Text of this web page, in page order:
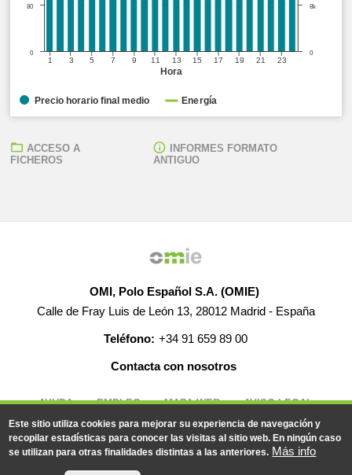
Hora
1 3 5 7 9 11 13 15 17 19 21 23
0
8k
0
80
Precio horario final medio Energía
ACCESO A
FICHEROS
INFORMES FORMATO
ANTIGUO
OMI, Polo Español S.A. (OMIE)
Calle de Fray Luis de León 13, 28012 Madrid - España
Teléfono: +34 91 659 89 00
Contacta con nosotros
© 2019-2026 - Todos los derechos reservados
AYUDA EMPLEO MAPA WEB AVISO LEGAL
Este sitio utiliza cookies para mejorar su experiencia de navegación y
recopilar estadísticas para conocer las visitas al sitio web. En ningún caso
se utilizan para otras finalidades distintas a las anteriores. Más info